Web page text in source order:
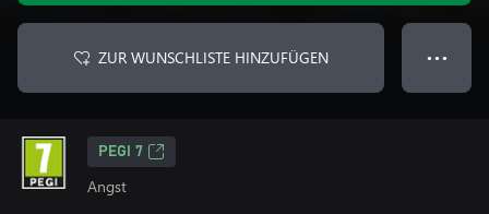
ZUR WUNSCHLISTE HINZUFÜGEN ● ● ●
PEGI 7
Angst